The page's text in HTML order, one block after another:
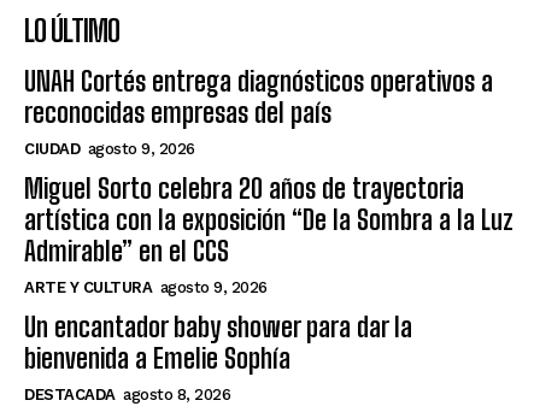
LO ÚLTIMO
UNAH Cortés entrega diagnósticos operativos a
reconocidas empresas del país
CIUDAD agosto 9, 2026
Miguel Sorto celebra 20 años de trayectoria
artística con la exposición “De la Sombra a la Luz
Admirable” en el CCS
ARTE Y CULTURA agosto 9, 2026
Un encantador baby shower para dar la
bienvenida a Emelie Sophía
DESTACADA agosto 8, 2026